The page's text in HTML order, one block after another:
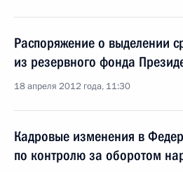
Распоряжение о выделении
из резервного фонда
18 апреля 2012 года, 11:30
Кадровые изменения в
по контролю за оборотом